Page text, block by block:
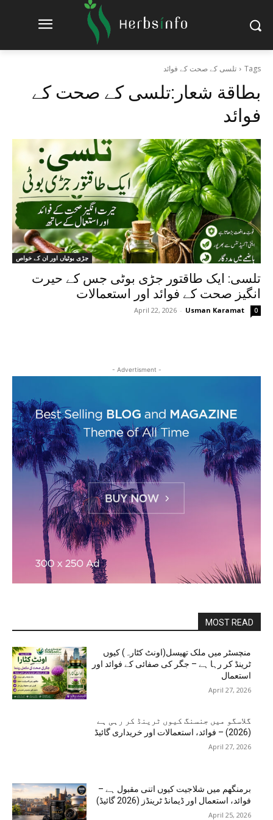
Tags تلسی کے صحت کے فوائد
بطاقة شعار:تلسی کے صحت کے
فوائد
جڑی بوٹیاں اور ان کے خواص
تلسی: ایک طاقتور جڑی بوٹی جس کے حیرت
انگیز صحت کے فوائد اور استعمالات
Usman Karamat
-
April 22, 2026 0
- Advertisment -
MOST READ
منچسٹر میں ملک تھیسل(اونٹ کٹارہ) کیوں
ٹرینڈ کر رہا ہے – جگر کی صفائی کے فوائد اور
استعمال
April 27, 2026
گلاسگو میں جنسنگ کیوں ٹرینڈ کر رہی ہے
(2026) – فوائد، استعمالات اور خریداری گائیڈ
April 27, 2026
برمنگھم میں شلاجیت کیوں اتنی مقبول ہے –
فوائد، استعمال اور ڈیمانڈ ٹرینڈز (2026 گائیڈ)
April 25, 2026